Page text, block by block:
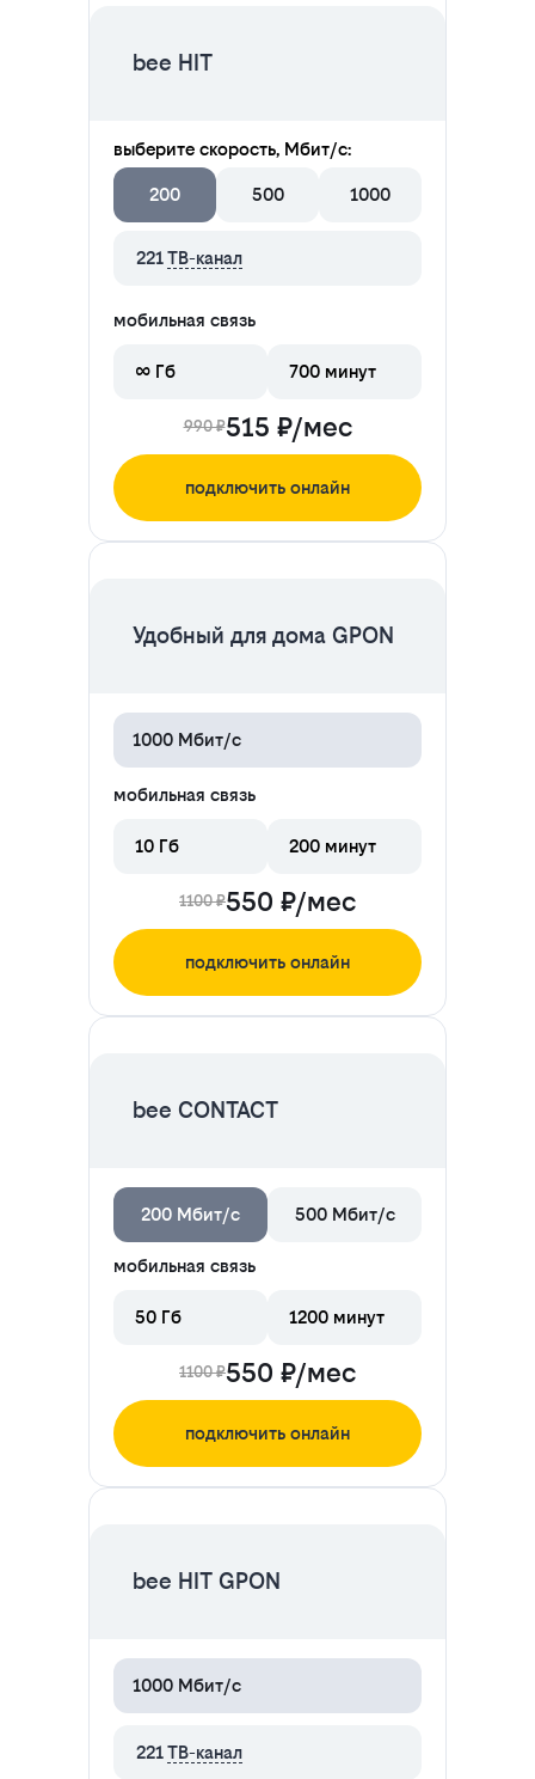
bee HIT
выберите скорость, Мбит/с:
200 500 1000
221ТВ-канал
мобильная связь
∞ Гб 700 минут
990 ₽515 ₽/мес
подключить онлайн
Удобный для дома GPON
1000 Мбит/с
мобильная связь
10 Гб 200 минут
1100 ₽550 ₽/мес
подключить онлайн
bee CONTACT
200 Мбит/с 500 Мбит/с
мобильная связь
50 Гб 1200 минут
1100 ₽550 ₽/мес
подключить онлайн
bee HIT GPON
1000 Мбит/с
221ТВ-канал